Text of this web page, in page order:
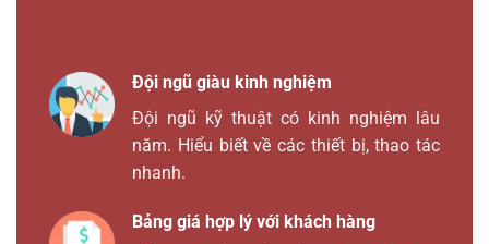
Đội ngũ giàu kinh nghiệm
Đội ngũ kỹ thuật có kinh nghiệm lâu
năm. Hiểu biết về các thiết bị, thao tác
nhanh.
Bảng giá hợp lý với khách hàng